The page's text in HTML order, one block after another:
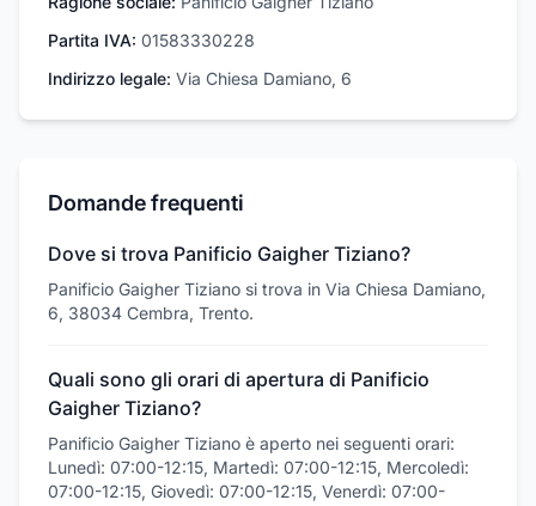
Partita IVA: 01583330228
Indirizzo legale: Via Chiesa Damiano, 6
Domande frequenti
Dove si trova Panificio Gaigher Tiziano?
Panificio Gaigher Tiziano si trova in Via Chiesa Damiano,
6, 38034 Cembra, Trento.
Quali sono gli orari di apertura di Panificio
Gaigher Tiziano?
Panificio Gaigher Tiziano è aperto nei seguenti orari:
Lunedì: 07:00-12:15, Martedì: 07:00-12:15, Mercoledì:
07:00-12:15, Giovedì: 07:00-12:15, Venerdì: 07:00-